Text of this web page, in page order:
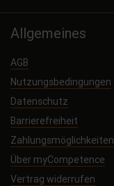
Allgemeines
AGB
Nutzungsbedingungen
Datenschutz
Barrierefreiheit
Zahlungsmöglichkeiten
Über myCompetence
Vertrag widerrufen